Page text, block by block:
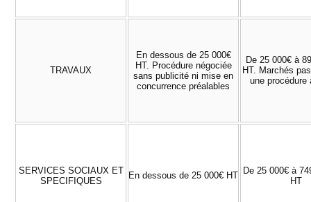
TRAVAUX
En dessous de 25 000€
HT. Procédure négociée
sans publicité ni mise en
concurrence préalables
De 25 000€ à
HT. Marchés
une procédure
SERVICES SOCIAUX ET
SPECIFIQUES
En dessous de 25 000€ HT De 25 000€ à
HT